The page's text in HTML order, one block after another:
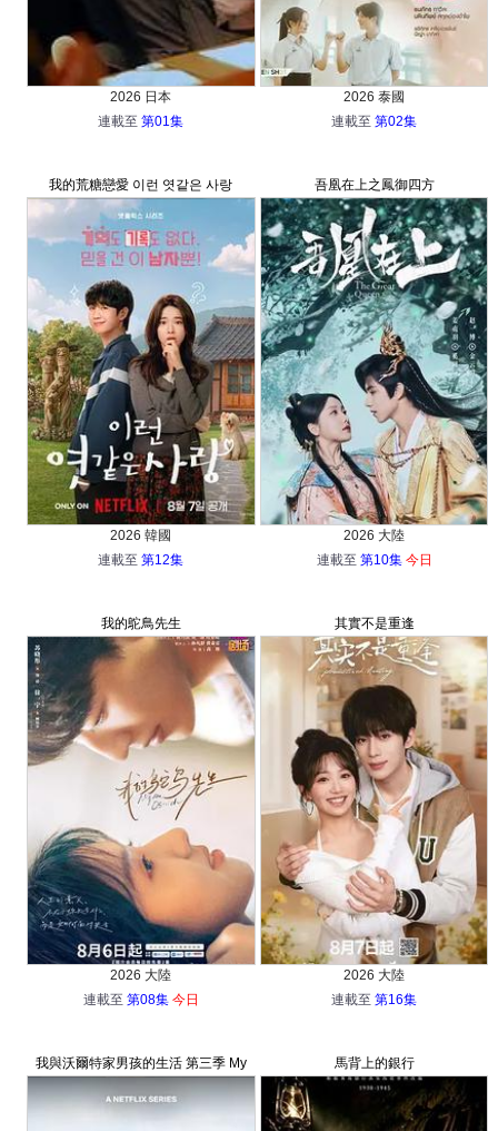
2026 日本
連載至第01集
2026 泰國
連載至第02集
我的荒糖戀愛 이런 엿같은 사랑
2026 韓國
連載至第12集
吾凰在上之鳳御四方
2026 大陸
連載至 第10集 今日
我的鴕鳥先生
2026 大陸
連載至 第08集 今日
其實不是重逢
2026 大陸
連載至第16集
我與沃爾特家男孩的生活 第三季 My
Life with the Walter Boys Season 3
馬背上的銀行